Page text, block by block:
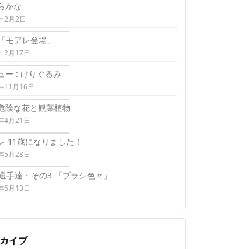
かな
2月2日
モアレ登場」
2月17日
ー : けりぐるみ
11月16日
険な花と観葉植物
4月21日
11歳になりました！
5月28日
手達・その3 「ブラシ色々」
6月13日
イブ